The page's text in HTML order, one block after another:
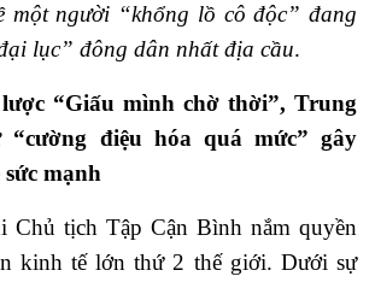
một người “khổng lồ cô độc” đang
lục” đông dân nhất địa cầu.
“Giấu mình chờ thời”, Trung
“cường điệu hóa quá mức” gây
mạnh
Chủ tịch Tập Cận Bình nắm quyền
kinh tế lớn thứ 2 thế giới. Dưới sự